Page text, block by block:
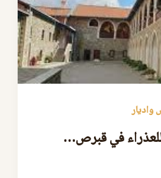
واديار
في قبرص…